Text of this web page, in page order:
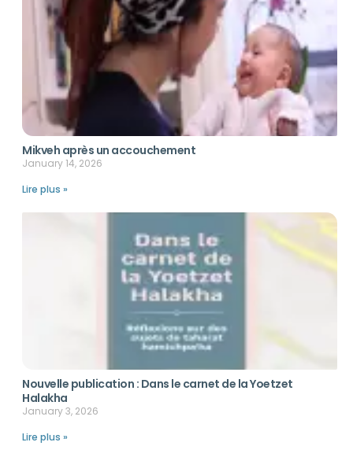
Mikveh après un accouchement
January 14, 2026
Lire plus »
Nouvelle publication : Dans le carnet de la Yoetzet
Halakha
January 3, 2026
Lire plus »